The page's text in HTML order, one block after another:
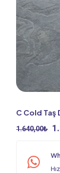
C Cold Taş
1.640,00₺